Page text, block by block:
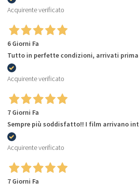
Acquirente verificato
6 Giorni Fa
Tutto in perfette condizioni, arrivati
Acquirente verificato
7 Giorni Fa
Sempre più soddisfatto!! I film arrivano
Acquirente verificato
7 Giorni Fa